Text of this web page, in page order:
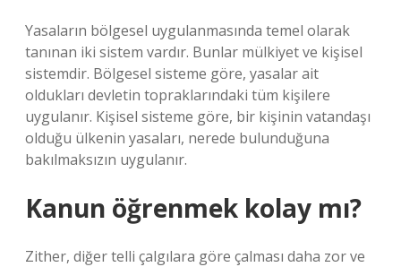
Yasaların bölgesel uygulanmasında temel olarak
tanınan iki sistem vardır. Bunlar mülkiyet ve kişisel
sistemdir. Bölgesel sisteme göre, yasalar ait
oldukları devletin topraklarındaki tüm kişilere
uygulanır. Kişisel sisteme göre, bir kişinin vatandaşı
olduğu ülkenin yasaları, nerede bulunduğuna
bakılmaksızın uygulanır.
Kanun öğrenmek kolay mı?
Zither, diğer telli çalgılara göre çalması daha zor ve